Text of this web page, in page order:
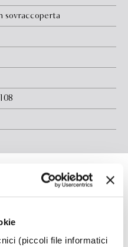
(piccoli file informatici
e surreale Khaled
siriano e ci mostra
vive tra le macerie.
sovraccoperta
Siria, nel 1964.
letteraria Alif , è autore